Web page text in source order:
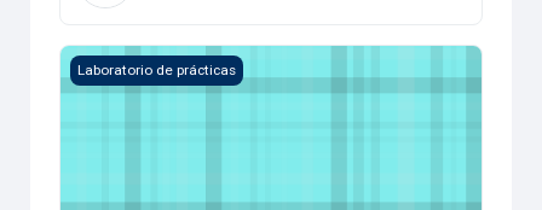
Equipo 5
Laboratorio de prácticas